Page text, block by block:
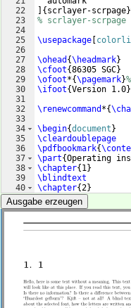
22
23
24
25
26
27
28
29
30
31
32
33
34
35
36
37
38
39
40
41
{ scrlayer-scrpage}
% scrlayer-
\usepackage
\ohead {\headmark}
\cfoot{86305 SGC}
\ofoot*{\pagemark}
\ifoot{Version 1.0}
\renewcommand *{
\begin{document }
\cleardoublepage
\pdfbookmark{
\part{Operating
\chapter{ 1}
\blindtext
\chapter{2}
\end{document
Ausgabe erzeugen